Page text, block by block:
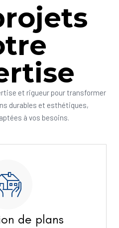
et rigueur pour transformer
durables et esthétiques,
à vos besoins.
de plans